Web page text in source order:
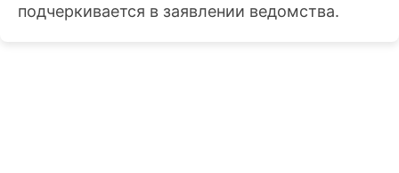
подчеркивается в заявлении ведомства.